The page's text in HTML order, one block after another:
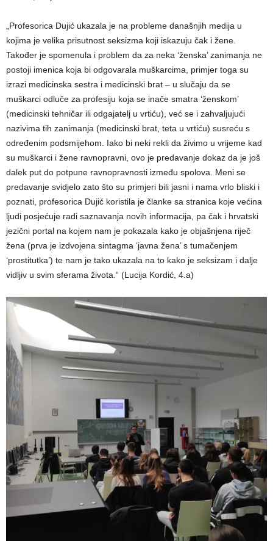
„Profesorica Dujić ukazala je na probleme današnjih medija u
kojima je velika prisutnost seksizma koji iskazuju čak i žene.
Također je spomenula i problem da za neka ‘ženska’ zanimanja ne
postoji imenica koja bi odgovarala muškarcima, primjer toga su
izrazi medicinska sestra i medicinski brat – u slučaju da se
muškarci odluče za profesiju koja se inače smatra ‘ženskom’
(medicinski tehničar ili odgajatelj u vrtiću), već se i zahvaljujući
nazivima tih zanimanja (medicinski brat, teta u vrtiću) susreću s
određenim podsmijehom. Iako bi neki rekli da živimo u vrijeme kad
su muškarci i žene ravnopravni, ovo je predavanje dokaz da je još
dalek put do potpune ravnopravnosti između spolova. Meni se
predavanje svidjelo zato što su primjeri bili jasni i nama vrlo bliski i
poznati, profesorica Dujić koristila je članke sa stranica koje većina
ljudi posjećuje radi saznavanja novih informacija, pa čak i hrvatski
jezični portal na kojem nam je pokazala kako je objašnjena riječ
žena (prva je izdvojena sintagma ‘javna žena’ s tumačenjem
‘prostitutka’) te nam je tako ukazala na to kako je seksizam i dalje
vidljiv u svim sferama života.“ (Lucija Kordić, 4.a)